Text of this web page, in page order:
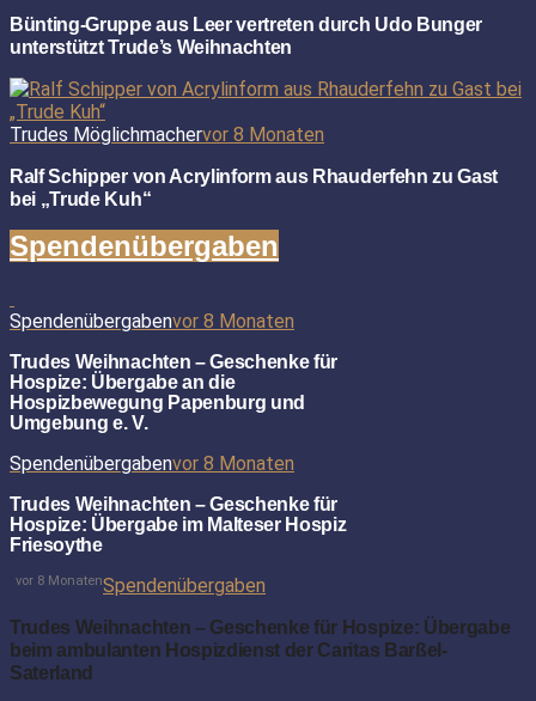
Bünting-Gruppe aus Leer vertreten durch Udo Bunger
unterstützt Trude’s Weihnachten
Trudes Möglichmachervor 8 Monaten
Ralf Schipper von Acrylinform aus Rhauderfehn zu Gast
bei „Trude Kuh“
Spendenübergaben
Spendenübergabenvor 8 Monaten
Trudes Weihnachten – Geschenke für
Hospize: Übergabe an die
Hospizbewegung Papenburg und
Umgebung e. V.
Spendenübergabenvor 8 Monaten
Trudes Weihnachten – Geschenke für
Hospize: Übergabe im Malteser Hospiz
Friesoythe
Spendenübergaben
vor 8 Monaten
Trudes Weihnachten – Geschenke für Hospize: Übergabe
beim ambulanten Hospizdienst der Caritas Barßel-
Saterland